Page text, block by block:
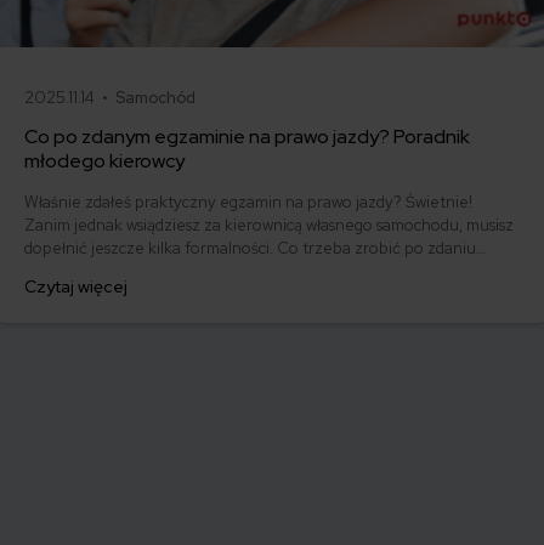
2025.11.14 • Samochód
Co po zdanym egzaminie na prawo jazdy? Poradnik
młodego kierowcy
Właśnie zdałeś praktyczny egzamin na prawo jazdy? Świetnie!
Zanim jednak wsiądziesz za kierownicą własnego samochodu, musisz
dopełnić jeszcze kilka formalności. Co trzeba zrobić po zdaniu
którym szybko załatwisz sprawy urzędowe i będziesz mógł prowadzić
Czytaj więcej